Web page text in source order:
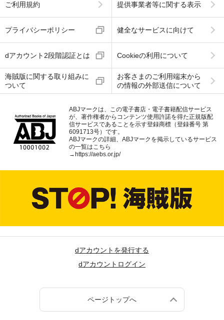
ご利用規約 提供事業者等に関する表示
プライバシーポリシー 健全なサービスに向けて
dアカウント2段階認証とは Cookieの利用について
海賊版に関する取り組みに
ついて
お客さまのご利用端末から
の情報の外部送信について
ABJマークは、この電子書店・電子書籍配信サービス
が、著作権者からコンテンツ使用許諾を得た正規版配
信サービスであることを示す登録商標（登録番号 第
6091713号）です。
ABJマークの詳細、ABJマークを掲示しているサービス
の一覧はこちら
→ https://aebs.or.jp/
dアカウントを発行する
dアカウントログイン
ページトップへ